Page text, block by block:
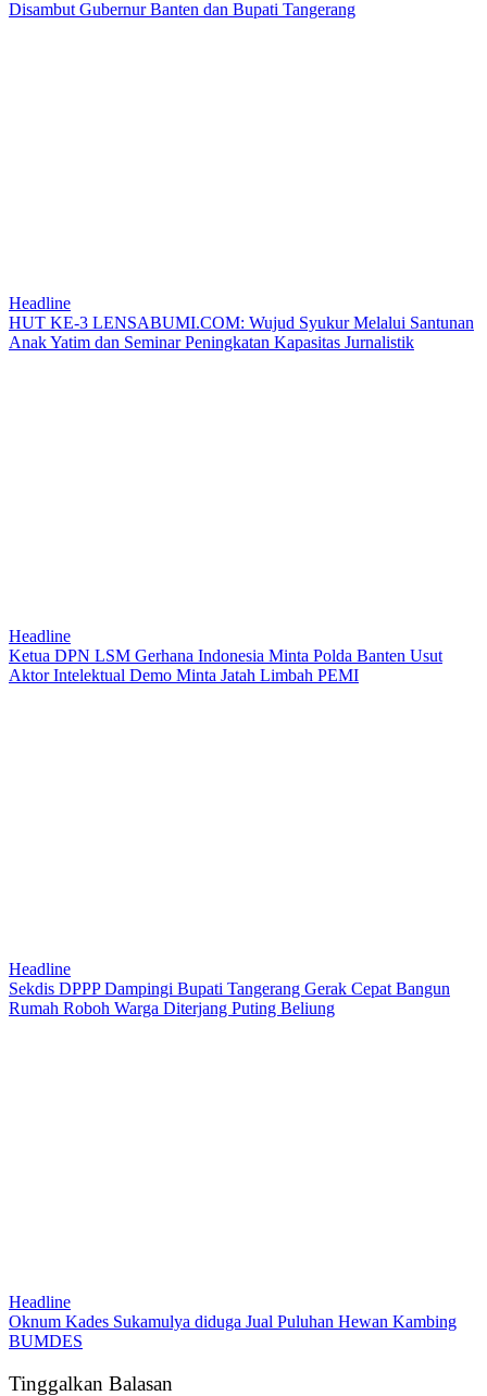
Disambut Gubernur Banten dan Bupati Tangerang
Headline
HUT KE-3 LENSABUMI.COM: Wujud Syukur Melalui Santunan
Anak Yatim dan Seminar Peningkatan Kapasitas Jurnalistik
Headline
Ketua DPN LSM Gerhana Indonesia Minta Polda Banten Usut
Aktor Intelektual Demo Minta Jatah Limbah PEMI
Headline
Sekdis DPPP Dampingi Bupati Tangerang Gerak Cepat Bangun
Rumah Roboh Warga Diterjang Puting Beliung
Headline
Oknum Kades Sukamulya diduga Jual Puluhan Hewan Kambing
BUMDES
Tinggalkan Balasan